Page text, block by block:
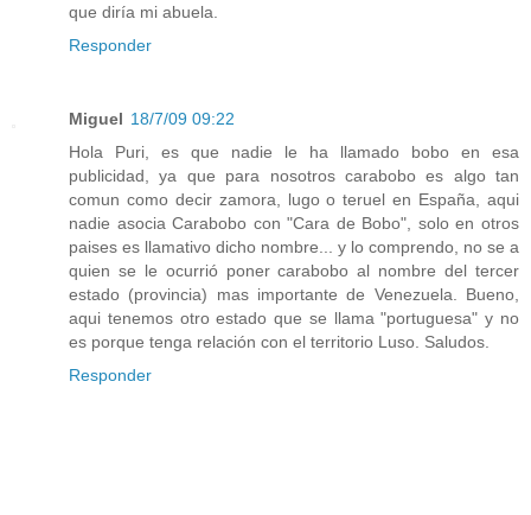
que diría mi abuela.
Responder
Miguel 18/7/09 09:22
Hola Puri, es que nadie le ha llamado bobo en esa
publicidad, ya que para nosotros carabobo es algo tan
comun como decir zamora, lugo o teruel en España, aqui
nadie asocia Carabobo con "Cara de Bobo", solo en otros
paises es llamativo dicho nombre... y lo comprendo, no se a
quien se le ocurrió poner carabobo al nombre del tercer
estado (provincia) mas importante de Venezuela. Bueno,
aqui tenemos otro estado que se llama "portuguesa" y no
es porque tenga relación con el territorio Luso. Saludos.
Responder